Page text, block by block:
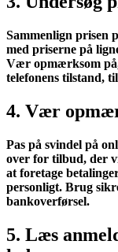
Sammenlign prisen
med priserne på
Vær opmærksom
telefonens tilstand,
4. Vær
Pas på svindel på
over for tilbud, der
at foretage
personligt. Brug
bankoverførsel.
5. Læs